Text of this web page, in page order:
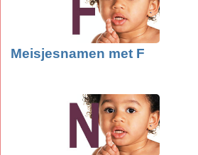
Meisjesnamen met F